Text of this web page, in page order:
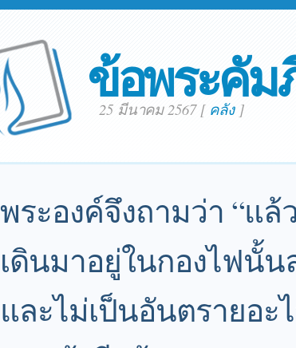
ข้อพระคัม
25 มีนาคม 2567 [ คลัง]
พระองค์จึงถามว่า “แล้
เดินมาอยู่ในกองไฟนั้
และไม่เป็นอันตรายอะ